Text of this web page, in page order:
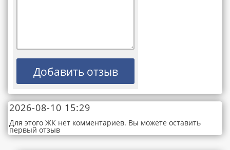
2026-08-10 15:29
Для этого ЖК нет комментариев. Вы можете оставить
первый отзыв